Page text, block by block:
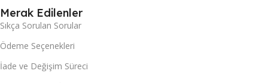
Merak Edilenler
Sıkça Sorulan Sorular
Ödeme Seçenekleri
İade ve Değişim Süreci